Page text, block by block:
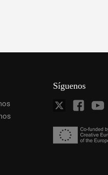
Síguenos